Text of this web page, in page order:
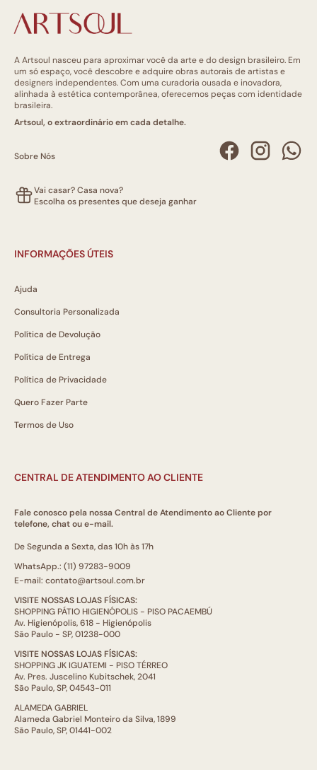
A Artsoul nasceu para aproximar você da arte e do design brasileiro. Em
um só espaço, você descobre e adquire obras autorais de artistas e
designers independentes. Com uma curadoria ousada e inovadora,
alinhada à estética contemporânea, oferecemos peças com identidade
brasileira.
Artsoul, o extraordinário em cada detalhe.
Sobre Nós
Vai casar? Casa nova?
Escolha os presentes que deseja ganhar
INFORMAÇÕES ÚTEIS
Ajuda
Consultoria Personalizada
Política de Devolução
Política de Entrega
Política de Privacidade
Quero Fazer Parte
Termos de Uso
CENTRAL DE ATENDIMENTO AO CLIENTE
Fale conosco pela nossa Central de Atendimento ao Cliente por
telefone, chat ou e-mail.
De Segunda a Sexta, das 10h às 17h
WhatsApp.: (11) 97283-9009
E-mail: contato@artsoul.com.br
VISITE NOSSAS LOJAS FÍSICAS:
SHOPPING PÁTIO HIGIENÓPOLIS - PISO PACAEMBÚ
Av. Higienópolis, 618 - Higienópolis
São Paulo - SP, 01238-000
VISITE NOSSAS LOJAS FÍSICAS:
SHOPPING JK IGUATEMI - PISO TÉRREO
Av. Pres. Juscelino Kubitschek, 2041
São Paulo, SP, 04543-011
ALAMEDA GABRIEL
Alameda Gabriel Monteiro da Silva, 1899
São Paulo, SP, 01441-002